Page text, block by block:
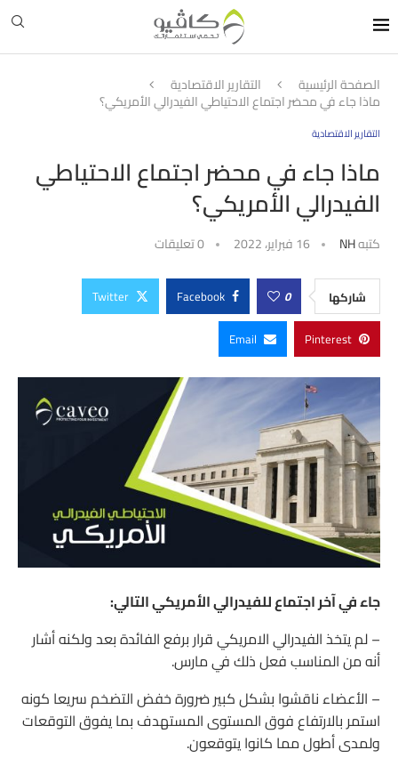
الصفحة الرئيسية التقارير الاقتصادية
ماذا جاء في محضر اجتماع الاحتياطي الفيدرالي الأمريكي؟
التقارير الاقتصادية
ماذا جاء في محضر اجتماع الاحتياطي
الفيدرالي الأمريكي؟
كتبهNH 16 فبراير، 2022 0 تعليقات
شاركها 0
Facebook
Twitter
Pinterest
Email
جاء في آخر اجتماع للفيدرالي الأمريكي التالي:
– لم يتخذ الفيدرالي الامريكي قرار برفع الفائدة بعد ولكنه أشار
أنه من المناسب فعل ذلك في مارس.
– الأعضاء ناقشوا بشكل كبير ضرورة خفض التضخم سريعا كونه
استمر بالارتفاع فوق المستوى المستهدف بما يفوق التوقعات
ولمدى أطول مما كانوا يتوقعون.